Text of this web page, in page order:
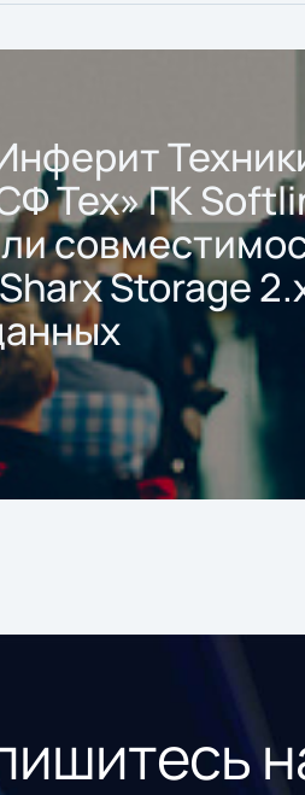
Тех» ГК
Storage